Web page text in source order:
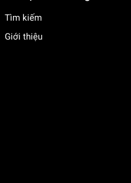
Tìm kiếm
Giới thiệu